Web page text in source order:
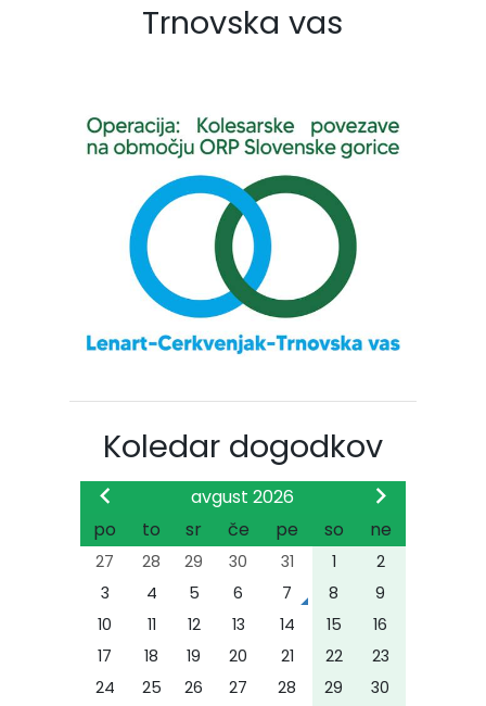
Trnovska vas
Koledar dogodkov
avgust 2026
po
to sr če pe so ne
27 28 29 30 31 1
2
3
4 5 6 7 8
9
10
11 12 13 14 15
16
17
18 19 20 21 22
23
24
25 26 27 28 29
30